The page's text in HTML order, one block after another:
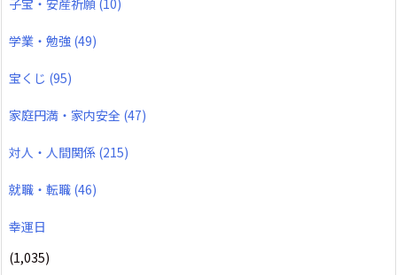
子宝・安産祈願 (10)
学業・勉強 (49)
宝くじ (95)
家庭円満・家内安全 (47)
対人・人間関係 (215)
就職・転職 (46)
幸運日
(1,035)